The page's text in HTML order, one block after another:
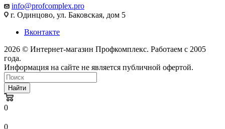
info@profcomplex.pro
г. Одинцово, ул. Баковская, дом 5
Вконтакте
2026 © Интернет-магазин Профкомплекс. Работаем с 2005
года.
Информация на сайте не является публичной офертой.
Найти
0
0